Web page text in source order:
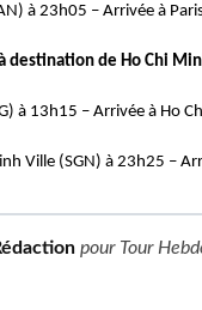
à 23h05 – Arrivée à
destination de Ho Chi
à 13h15 – Arrivée à Ho
Ville (SGN) à 23h25 –
pour Tour